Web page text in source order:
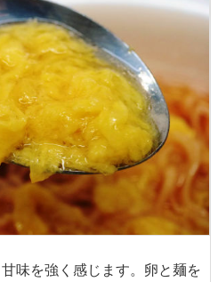
味を強く感じます。卵と麺を